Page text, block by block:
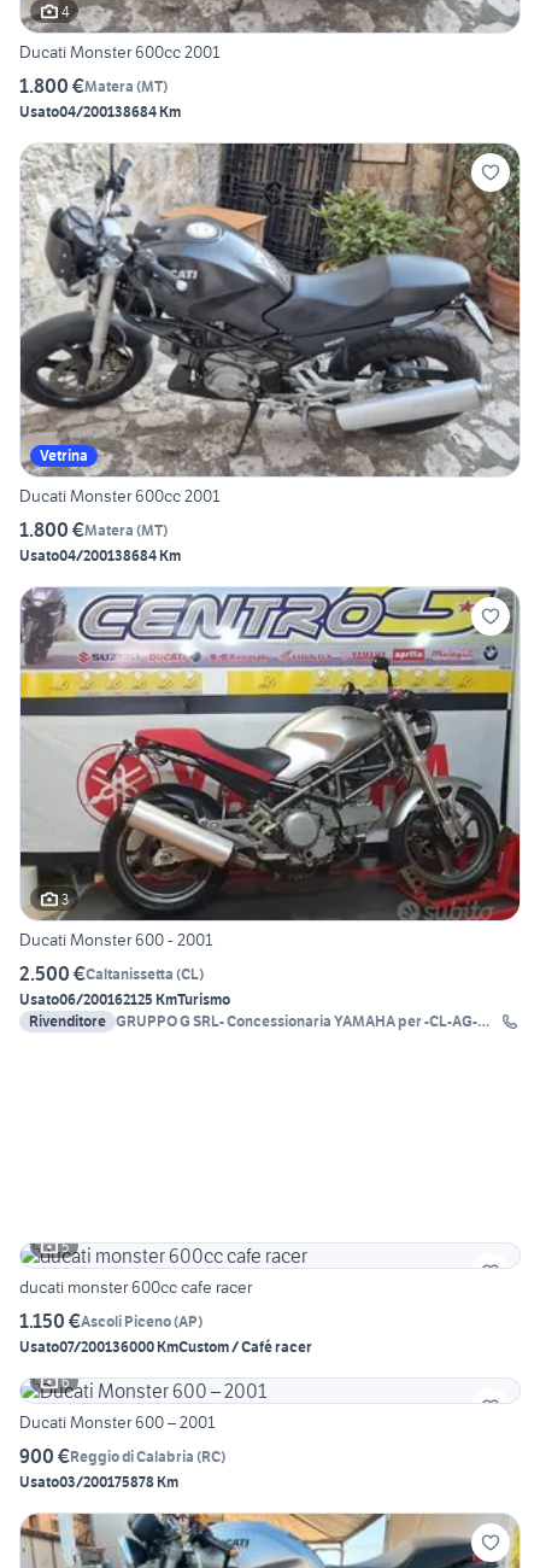
4
Ducati Monster 600cc 2001
1.800 €Matera (MT)
Usato04/200138684 Km
Vetrina
Ducati Monster 600cc 2001
1.800 €Matera (MT)
Usato04/200138684 Km
3
Ducati Monster 600 - 2001
2.500 €Caltanissetta (CL)
Usato06/200162125 KmTurismo
Rivenditore GRUPPO G SRL- Concessionaria YAMAHA per -CL-AG-
5
ducati monster 600cc cafe racer
1.150 €Ascoli Piceno(AP)
Usato07/200136000 KmCustom / Café racer
6
Ducati Monster 600 – 2001
900 €Reggio di Calabria (RC)
Usato03/200175878 Km